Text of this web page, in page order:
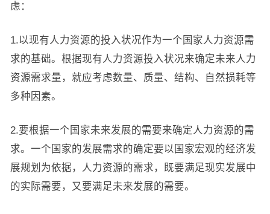
虑：
1.以现有人力资源的投入状况作为一个国家人力资源需
求的基础。根据现有人力资源投入状况来确定未来人力
资源需求量，就应考虑数量、质量、结构、自然损耗等
多种因素。
2.要根据一个国家未来发展的需要来确定人力资源的需
求。一个国家的发展需求的确定要以国家宏观的经济发
展规划为依据，人力资源的需求，既要满足现实发展中
的实际需要，又要满足未来发展的需要。